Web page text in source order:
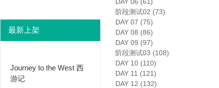
最新上架
Journey to the West 西
游记
阶段测试02 (73)
DAY 07 (75)
DAY 08 (86)
DAY 09 (97)
阶段测试03 (108)
DAY 10 (110)
DAY 11 (121)
DAY 12 (132)